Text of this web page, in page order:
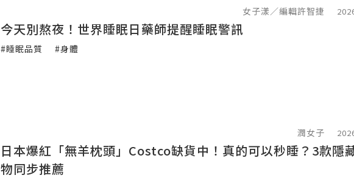
女子漾／編輯許智捷
今天別熬夜！世界睡眠日藥師提醒睡眠警訊
#睡眠品質 #身體
潤女子
日本爆紅「無羊枕頭」Costco缺貨中！真的可以秒睡？3款隱
物同步推薦